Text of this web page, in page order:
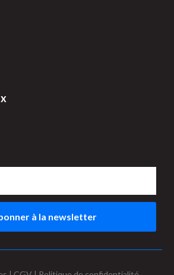
à la newsletter